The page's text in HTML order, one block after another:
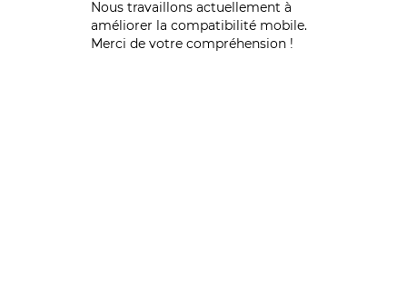
Nous travaillons actuellement à
améliorer la compatibilité mobile.
Merci de votre compréhension !